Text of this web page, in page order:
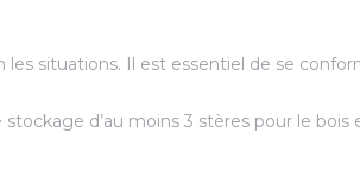
situations. Il est essentiel de se
d’au moins 3 stères pour le